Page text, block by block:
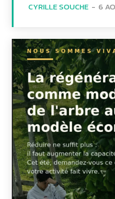
CYRILLE SOUCHE - 6